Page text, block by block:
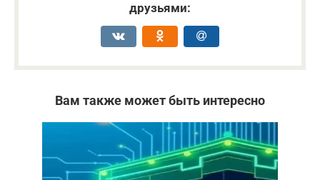
друзьями:
Вам также может быть интересно